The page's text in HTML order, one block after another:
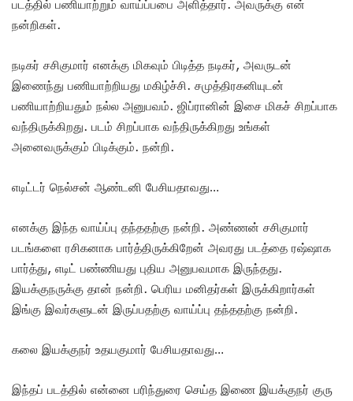
படத்தில் பணியாற்றும் வாய்ப்பபை அளித்தார். அவருக்கு என்
நன்றிகள்.
நடிகர் சசிகுமார் எனக்கு மிகவும் பிடித்த நடிகர், அவருடன்
இணைந்து பணியாற்றியது மகிழ்ச்சி. சமுத்திரகனியுடன்
பணியாற்றியதும் நல்ல அனுபவம். ஜிப்ரானின் இசை மிகச் சிறப்பாக
வந்திருக்கிறது. படம் சிறப்பாக வந்திருக்கிறது உங்கள்
அனைவருக்கும் பிடிக்கும். நன்றி.
எடிட்டர் நெல்சன் ஆண்டனி பேசியதாவது…
எனக்கு இந்த வாய்ப்பு தந்ததற்கு நன்றி. அண்ணன் சசிகுமார்
படங்களை ரசிகனாக பார்த்திருக்கிறேன் அவரது படத்தை ரஷ்ஷாக
பார்த்து, எடிட் பண்ணியது புதிய அனுபவமாக இருந்தது.
இயக்குநருக்கு தான் நன்றி. பெரிய மனிதர்கள் இருக்கிறார்கள்
இங்கு இவர்களுடன் இருப்பதற்கு வாய்ப்பு தந்ததற்கு நன்றி.
கலை இயக்குநர் உதயகுமார் பேசியதாவது…
இந்தப் படத்தில் என்னை பரிந்துரை செய்த இணை இயக்குநர் குரு